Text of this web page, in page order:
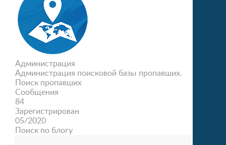
Администрация
Администрация поисковой базы пропавших.
Поиск пропавших
Сообщения
84
Зарегистрирован
05/2020
Поиск по блогу